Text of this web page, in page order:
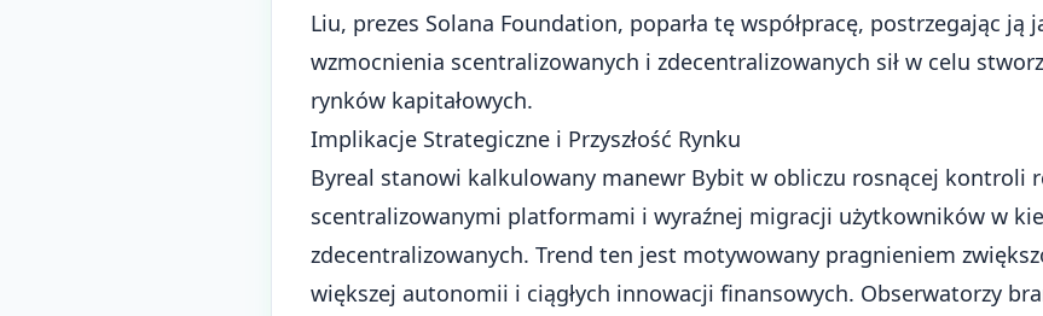
Liu, prezes Solana Foundation, poparła tę współpracę, postrzegając ją
wzmocnienia scentralizowanych i zdecentralizowanych sił w celu
rynków kapitałowych.
Implikacje Strategiczne i Przyszłość Rynku
Byreal stanowi kalkulowany manewr Bybit w obliczu rosnącej kontroli
scentralizowanymi platformami i wyraźnej migracji użytkowników w
zdecentralizowanych. Trend ten jest motywowany pragnieniem
większej autonomii i ciągłych innowacji finansowych. Obserwatorzy